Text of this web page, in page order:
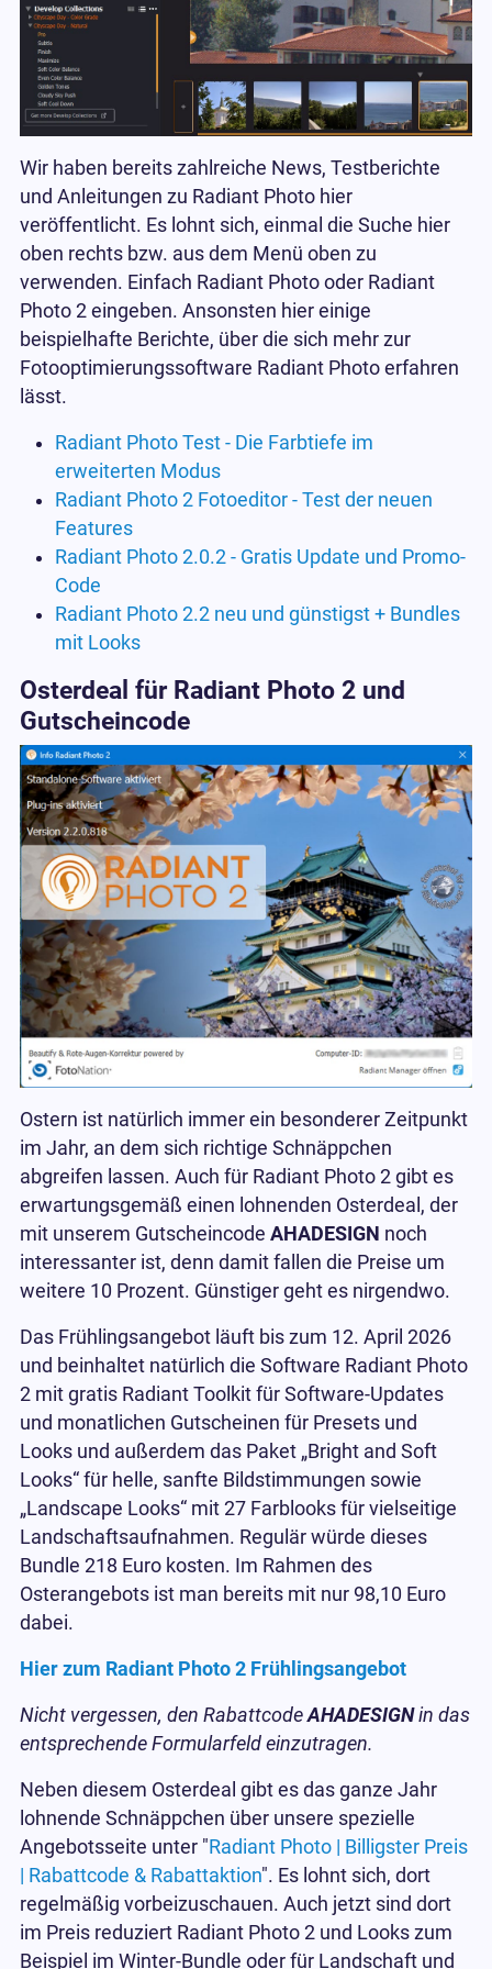
Wir haben bereits zahlreiche News, Testberichte
und Anleitungen zu Radiant Photo hier
veröffentlicht. Es lohnt sich, einmal die Suche hier
oben rechts bzw. aus dem Menü oben zu
verwenden. Einfach Radiant Photo oder Radiant
Photo 2 eingeben. Ansonsten hier einige
beispielhafte Berichte, über die sich mehr zur
Fotooptimierungssoftware Radiant Photo erfahren
lässt.
Radiant Photo Test - Die Farbtiefe im
erweiterten Modus
Radiant Photo 2 Fotoeditor - Test der neuen
Features
Radiant Photo 2.0.2 - Gratis Update und Promo-
Code
Radiant Photo 2.2 neu und günstigst + Bundles
mit Looks
Osterdeal für Radiant Photo 2 und
Gutscheincode
Ostern ist natürlich immer ein besonderer Zeitpunkt
im Jahr, an dem sich richtige Schnäppchen
abgreifen lassen. Auch für Radiant Photo 2 gibt es
erwartungsgemäß einen lohnenden Osterdeal, der
mit unserem Gutscheincode AHADESIGN noch
interessanter ist, denn damit fallen die Preise um
weitere 10 Prozent. Günstiger geht es nirgendwo.
Das Frühlingsangebot läuft bis zum 12. April 2026
und beinhaltet natürlich die Software Radiant Photo
2 mit gratis Radiant Toolkit für Software-Updates
und monatlichen Gutscheinen für Presets und
Looks und außerdem das Paket „Bright and Soft
Looks“ für helle, sanfte Bildstimmungen sowie
„Landscape Looks“ mit 27 Farblooks für vielseitige
Landschaftsaufnahmen. Regulär würde dieses
Bundle 218 Euro kosten. Im Rahmen des
Osterangebots ist man bereits mit nur 98,10 Euro
dabei.
Hier zum Radiant Photo 2 Frühlingsangebot
Nicht vergessen, den RabattcodeAHADESIGNin das
entsprechende Formularfeld einzutragen.
Neben diesem Osterdeal gibt es das ganze Jahr
lohnende Schnäppchen über unsere spezielle
Angebotsseite unter " Radiant Photo | Billigster Preis
| Rabattcode & Rabattaktion". Es lohnt sich, dort
regelmäßig vorbeizuschauen. Auch jetzt sind dort
im Preis reduziert Radiant Photo 2 und Looks zum
Beispiel im Winter-Bundle oder für Landschaft und